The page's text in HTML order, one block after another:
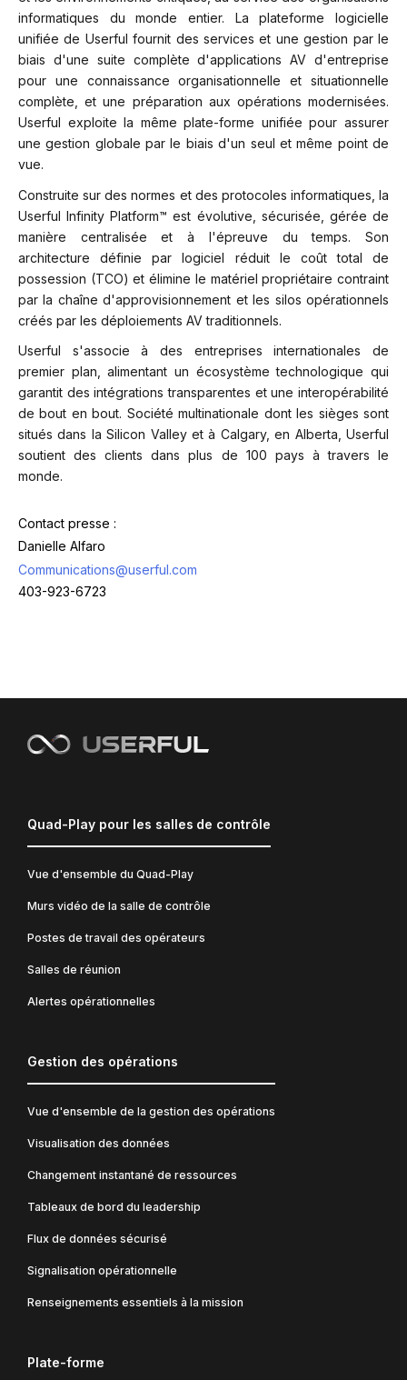
informatiques du monde entier. La plateforme logicielle
unifiée de Userful fournit des services et une gestion par le
biais d'une suite complète d'applications AV d'entreprise
pour une connaissance organisationnelle et situationnelle
complète, et une préparation aux opérations modernisées.
Userful exploite la même plate-forme unifiée pour assurer
une gestion globale par le biais d'un seul et même point de
vue.
Construite sur des normes et des protocoles informatiques, la
Userful Infinity Platform™ est évolutive, sécurisée, gérée de
manière centralisée et à l'épreuve du temps. Son
architecture définie par logiciel réduit le coût total de
possession (TCO) et élimine le matériel propriétaire contraint
par la chaîne d'approvisionnement et les silos opérationnels
créés par les déploiements AV traditionnels.
Userful s'associe à des entreprises internationales de
premier plan, alimentant un écosystème technologique qui
garantit des intégrations transparentes et une interopérabilité
de bout en bout. Société multinationale dont les sièges sont
situés dans la Silicon Valley et à Calgary, en Alberta, Userful
soutient des clients dans plus de 100 pays à travers le
monde.
Contact presse :
Danielle Alfaro
Communications@userful.com
403-923-6723
Quad-Play pour les salles de contrôle
Vue d'ensemble du Quad-Play
Murs vidéo de la salle de contrôle
Postes de travail des opérateurs
Salles de réunion
Alertes opérationnelles
Gestion des opérations
Vue d'ensemble de la gestion des opérations
Visualisation des données
Changement instantané de ressources
Tableaux de bord du leadership
Flux de données sécurisé
Signalisation opérationnelle
Renseignements essentiels à la mission
Plate-forme